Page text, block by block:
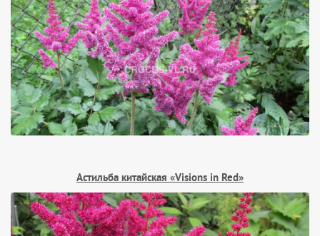
Астильба китайская «Visions in Red»